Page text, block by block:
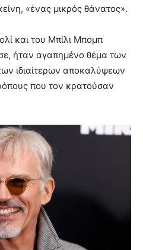
«ένας μικρός θάνατος».
και του Μπίλι Μπομπ
ήταν αγαπημένο θέμα των
ιδιαίτερων αποκαλύψεων
που τον κρατούσαν